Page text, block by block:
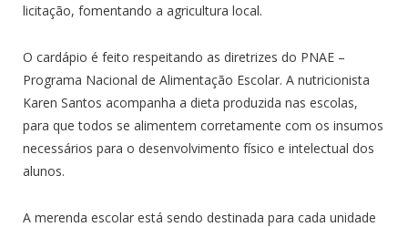
licitação, fomentando a agricultura local.
O cardápio é feito respeitando as diretrizes do PNAE –
Programa Nacional de Alimentação Escolar. A nutricionista
Karen Santos acompanha a dieta produzida nas escolas,
para que todos se alimentem corretamente com os insumos
necessários para o desenvolvimento físico e intelectual dos
alunos.
A merenda escolar está sendo destinada para cada unidade